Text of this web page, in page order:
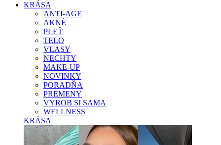
KRÁSA
ANTI-AGE
AKNÉ
PLEŤ
TELO
VLASY
NECHTY
MAKE-UP
NOVINKY
PORADŇA
PREMENY
VYROB SI SAMA
WELLNESS
KRÁSA